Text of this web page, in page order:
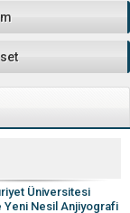
Üniversitesi
Yeni Nesil Anjiyografi